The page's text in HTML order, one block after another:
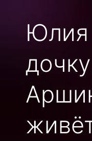
Юлия